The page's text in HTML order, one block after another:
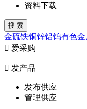
资料下载
金硫铁铜锌铝钨有色金
 爱采购
 发产品
发布供应
管理供应